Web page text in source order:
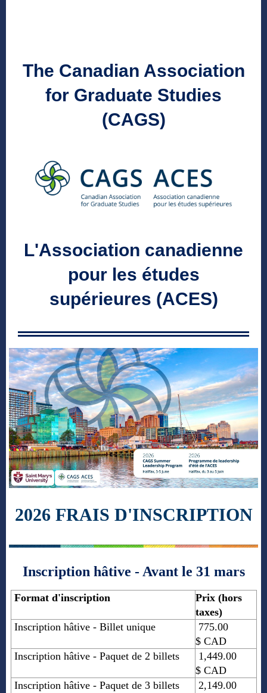
The Canadian Association
for Graduate Studies
(CAGS)
L'Association canadienne
pour les études
supérieures (ACES)
2026 FRAIS D'INSCRIPTION
Inscription hâtive - Avant le 31 mars
Format d'inscription
Prix (hors
taxes)
Inscription hâtive - Billet unique
775.00
$ CAD
Inscription hâtive - Paquet de 2 billets
1,449.00
$ CAD
Inscription hâtive - Paquet de 3 billets
2,149.00